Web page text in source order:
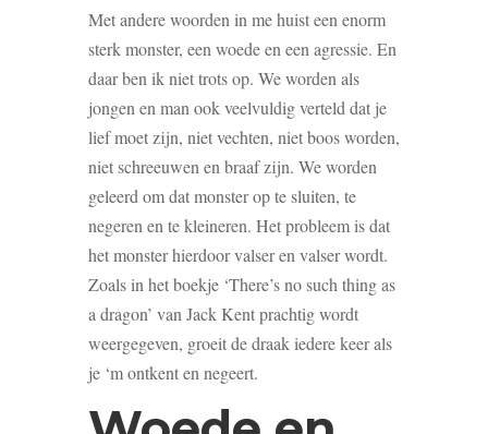
Met andere woorden in me huist een enorm
sterk monster, een woede en een agressie. En
daar ben ik niet trots op. We worden als
jongen en man ook veelvuldig verteld dat je
lief moet zijn, niet vechten, niet boos worden,
niet schreeuwen en braaf zijn. We worden
geleerd om dat monster op te sluiten, te
negeren en te kleineren. Het probleem is dat
het monster hierdoor valser en valser wordt.
Zoals in het boekje ‘There’s no such thing as
a dragon’ van Jack Kent prachtig wordt
weergegeven, groeit de draak iedere keer als
je ‘m ontkent en negeert.